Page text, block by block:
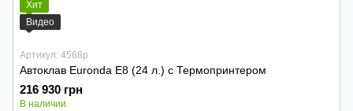
Хит
Видео
Артикул: 4568p
Автоклав Euronda E8 (24 л.) с Термопринтером
216 930 грн
В наличии